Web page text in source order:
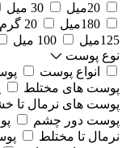
20میل
30 میل
180میل
20 گرم
125میل
100 میل
نوع پوست
انواع پوست
پوست های مختلط
پوست های نرمال تا
پوست دور چشم
نرمال تا مختلط